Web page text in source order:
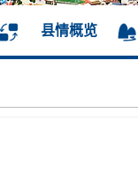
县情概览